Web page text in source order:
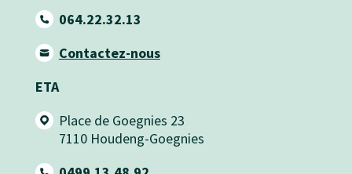
064.22.32.13
Contactez-nous
ETA
Place de Goegnies 23
7110 Houdeng-Goegnies